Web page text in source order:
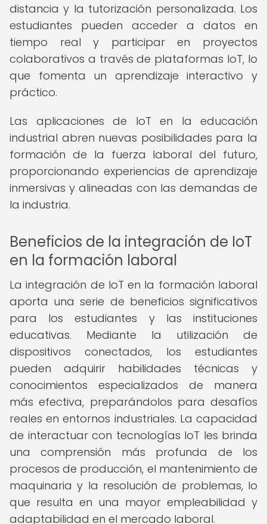
distancia y la tutorización personalizada. Los
estudiantes pueden acceder a datos en
tiempo real y participar en proyectos
colaborativos a través de plataformas IoT, lo
que fomenta un aprendizaje interactivo y
práctico.
Las aplicaciones de IoT en la educación
industrial abren nuevas posibilidades para la
formación de la fuerza laboral del futuro,
proporcionando experiencias de aprendizaje
inmersivas y alineadas con las demandas de
la industria.
Beneficios de la integración de IoT
en la formación laboral
La integración de IoT en la formación laboral
aporta una serie de beneficios significativos
para los estudiantes y las instituciones
educativas. Mediante la utilización de
dispositivos conectados, los estudiantes
pueden adquirir habilidades técnicas y
conocimientos especializados de manera
más efectiva, preparándolos para desafíos
reales en entornos industriales. La capacidad
de interactuar con tecnologías IoT les brinda
una comprensión más profunda de los
procesos de producción, el mantenimiento de
maquinaria y la resolución de problemas, lo
que resulta en una mayor empleabilidad y
adaptabilidad en el mercado laboral.